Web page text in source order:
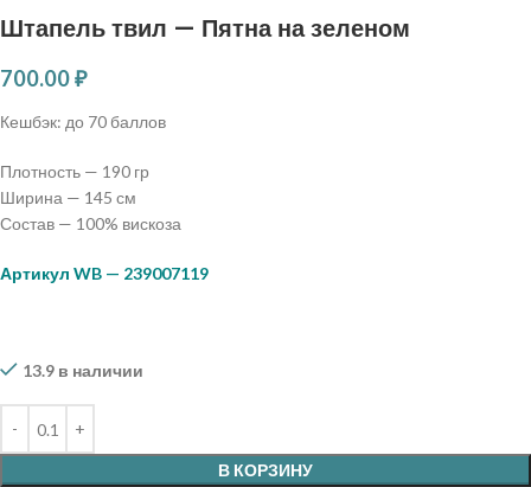
Штапель твил — Пятна на зеленом
700.00₽
Кешбэк: до 70 баллов
Плотность — 190 гр
Ширина — 145 см
Состав — 100% вискоза
Артикул WB — 239007119
13.9 в наличии
В КОРЗИНУ